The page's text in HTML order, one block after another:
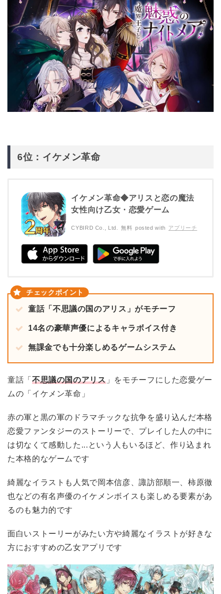
6位：イケメン革命
イケメン革命◆アリスと恋の魔法
女性向け乙女・恋愛ゲーム
CYBIRD Co., Ltd. 無料 posted with アプリーチ
童話「不思議の国のアリス」がモチーフ
14名の豪華声優によるキャラボイス付き
無課金でも十分楽しめるゲームシステム
童話「 不思議の国のアリス」をモチーフにした恋愛ゲー
ムの「イケメン革命」
赤の軍と黒の軍のドラマチックな抗争を盛り込んだ本格
恋愛ファンタジーのストーリーで、プレイした人の中に
は切なくて感動した...という人もいるほど、作り込まれ
た本格的なゲームです
綺麗なイラストも人気で岡本信彦、諏訪部順一、柿原徹
也などの有名声優のイケメンボイスも楽しめる要素があ
るのも魅力的です
面白いストーリーがみたい方や綺麗なイラストが好きな
方におすすめの乙女アプリです